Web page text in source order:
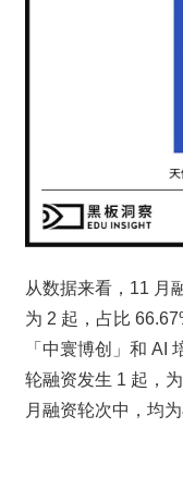
从数据来看，11 月
为 2 起，占比
「中寰博创」和 AI
轮融资发生 1 起，
月融资轮次中，均为